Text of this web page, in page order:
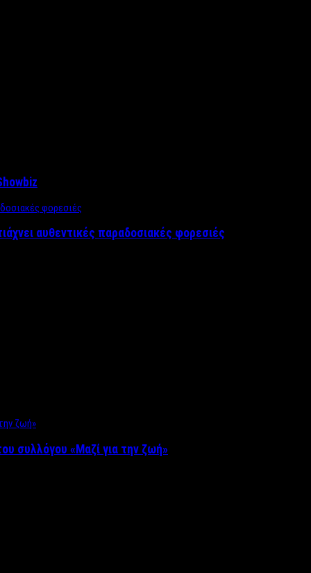
αυθεντικές παραδοσιακές φορεσιές
συλλόγου «Μαζί για την ζωή»